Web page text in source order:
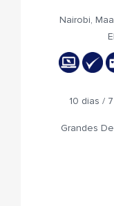
Nairobi,
10 dias /
Grandes